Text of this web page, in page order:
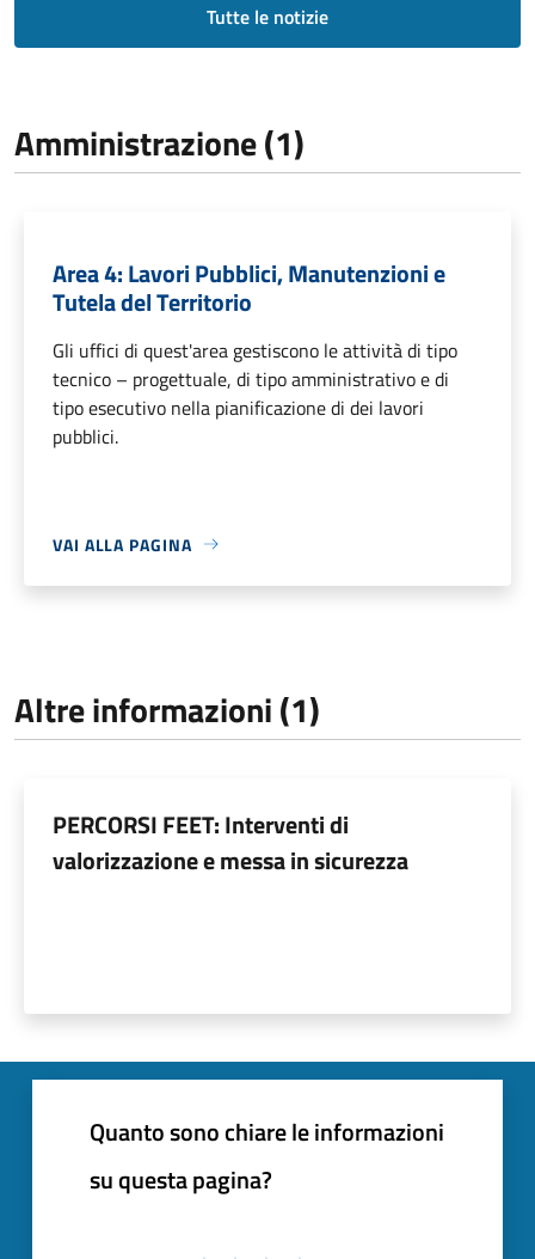
Tutte le notizie
Amministrazione (1)
Area 4: Lavori Pubblici, Manutenzioni e
Tutela del Territorio
Gli uffici di quest'area gestiscono le attività di tipo
tecnico – progettuale, di tipo amministrativo e di
tipo esecutivo nella pianificazione di dei lavori
pubblici.
VAI ALLA PAGINA
Altre informazioni (1)
PERCORSI FEET: Interventi di
valorizzazione e messa in sicurezza
Quanto sono chiare le informazioni
su questa pagina?